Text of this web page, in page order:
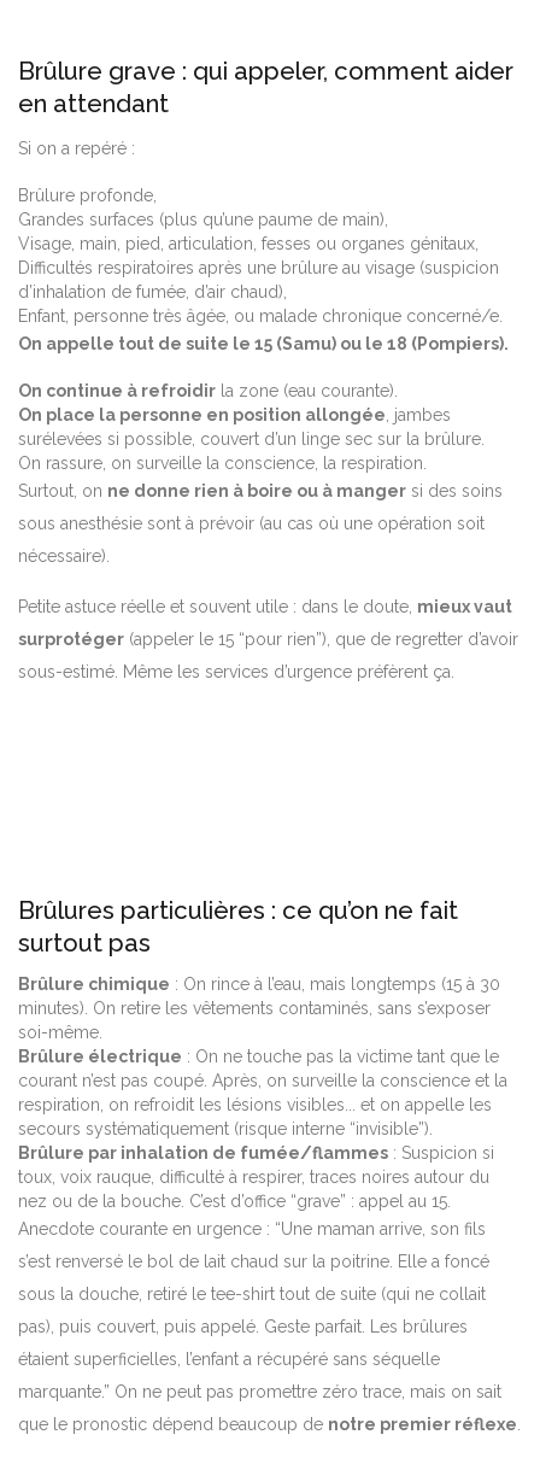
Brûlure grave : qui appeler, comment aider
en attendant
Si on a repéré :
Brûlure profonde,
Grandes surfaces (plus qu’une paume de main),
Visage, main, pied, articulation, fesses ou organes génitaux,
Difficultés respiratoires après une brûlure au visage (suspicion
d’inhalation de fumée, d’air chaud),
Enfant, personne très âgée, ou malade chronique concerné/e.
On appelle tout de suite le 15 (Samu) ou le 18 (Pompiers).
On continue à refroidir la zone (eau courante).
On place la personne en position allongée , jambes
surélevées si possible, couvert d’un linge sec sur la brûlure.
On rassure, on surveille la conscience, la respiration.
Surtout, on ne donne rien à boire ou à manger si des soins
sous anesthésie sont à prévoir (au cas où une opération soit
nécessaire).
Petite astuce réelle et souvent utile : dans le doute, mieux vaut
surprotéger (appeler le 15 “pour rien”), que de regretter d’avoir
sous-estimé. Même les services d’urgence préfèrent ça.
Brûlures particulières : ce qu’on ne fait
surtout pas
Brûlure chimique : On rince à l’eau, mais longtemps (15 à 30
minutes). On retire les vêtements contaminés, sans s’exposer
soi-même.
Brûlure électrique : On ne touche pas la victime tant que le
courant n’est pas coupé. Après, on surveille la conscience et la
respiration, on refroidit les lésions visibles... et on appelle les
secours systématiquement (risque interne “invisible”).
Brûlure par inhalation de fumée/flammes : Suspicion si
toux, voix rauque, difficulté à respirer, traces noires autour du
nez ou de la bouche. C’est d’office “grave” : appel au 15.
Anecdote courante en urgence : “Une maman arrive, son fils
s’est renversé le bol de lait chaud sur la poitrine. Elle a foncé
sous la douche, retiré le tee-shirt tout de suite (qui ne collait
pas), puis couvert, puis appelé. Geste parfait. Les brûlures
étaient superficielles, l’enfant a récupéré sans séquelle
marquante.” On ne peut pas promettre zéro trace, mais on sait
que le pronostic dépend beaucoup de notre premier réflexe